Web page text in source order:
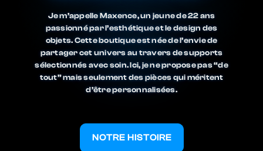
Je m’appelle Maxence, un jeune de 22 ans
passionné par l’esthétique et le design des
objets. Cette boutique est née de l’envie de
partager cet univers au travers de supports
sélectionnés avec soin. Ici, je ne propose pas “de
tout” mais seulement des pièces qui méritent
d’être personnalisées.
NOTRE HISTOIRE